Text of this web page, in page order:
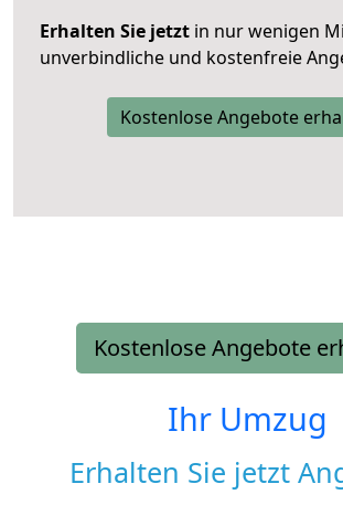
Erhalten Sie jetzt in nur wenigen
unverbindliche und kostenfreie
Kostenlose Angebote
Kostenlose Angebote
Ihr Umzug
Erhalten Sie jetzt